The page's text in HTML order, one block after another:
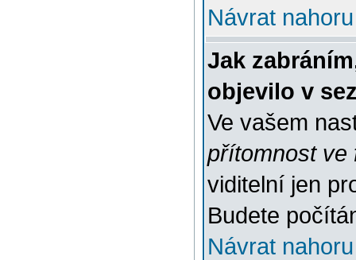
Návrat nahoru
Jak
objevilo v
Ve vašem
přítomnost ve
viditelní jen
Budete
Návrat nahoru